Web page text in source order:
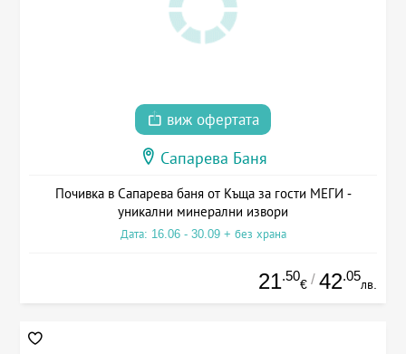
виж офертата
Сапарева Баня
Почивка в Сапарева баня от Къща за гости МЕГИ -
уникални минерални извори
Дата: 16.06 - 30.09 + без храна
21.50
€ / 42.05
лв.